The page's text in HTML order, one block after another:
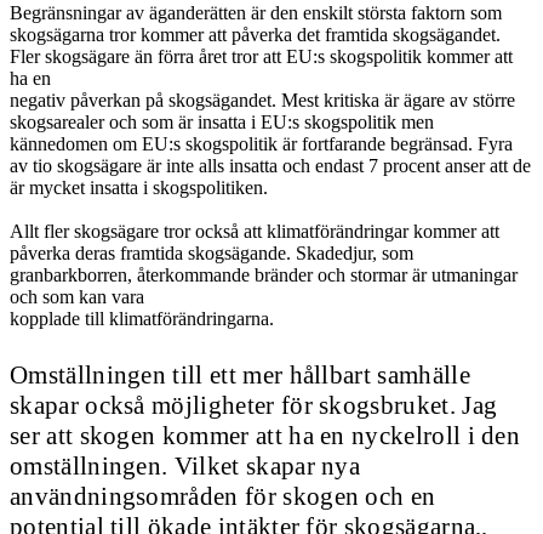
Begränsningar av äganderätten är den enskilt största faktorn som
skogsägarna tror kommer att påverka det framtida skogsägandet.
Fler skogsägare än förra året tror att EU:s skogspolitik kommer att
ha en
negativ påverkan på skogsägandet. Mest kritiska är ägare av större
skogsarealer och som är insatta i EU:s skogspolitik men
kännedomen om EU:s skogspolitik är fortfarande begränsad. Fyra
av tio skogsägare är inte alls insatta och endast 7 procent anser att de
är mycket insatta i skogspolitiken.
Allt fler skogsägare tror också att klimatförändringar kommer att
påverka deras framtida skogsägande. Skadedjur, som
granbarkborren, återkommande bränder och stormar är utmaningar
och som kan vara
kopplade till klimatförändringarna.
Omställningen till ett mer hållbart samhälle
skapar också möjligheter för skogsbruket. Jag
ser att skogen kommer att ha en nyckelroll i den
omställningen. Vilket skapar nya
användningsområden för skogen och en
potential till ökade intäkter för skogsägarna,,